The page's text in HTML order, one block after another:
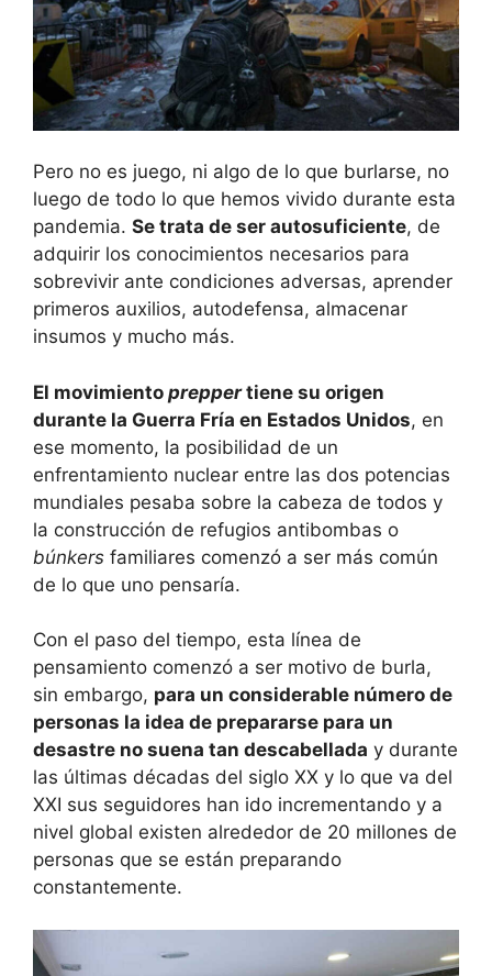
Pero no es juego, ni algo de lo que burlarse, no
luego de todo lo que hemos vivido durante esta
pandemia. Se trata de ser autosuficiente, de
adquirir los conocimientos necesarios para
sobrevivir ante condiciones adversas, aprender
primeros auxilios, autodefensa, almacenar
insumos y mucho más.
El movimiento preppertiene su origen
durante la Guerra Fría en Estados Unidos, en
ese momento, la posibilidad de un
enfrentamiento nuclear entre las dos potencias
mundiales pesaba sobre la cabeza de todos y
la construcción de refugios antibombas o
búnkers familiares comenzó a ser más común
de lo que uno pensaría.
Con el paso del tiempo, esta línea de
pensamiento comenzó a ser motivo de burla,
sin embargo, para un considerable número de
personas la idea de prepararse para un
desastre no suena tan descabellada y durante
las últimas décadas del siglo XX y lo que va del
XXI sus seguidores han ido incrementando y a
nivel global existen alrededor de 20 millones de
personas que se están preparando
constantemente.